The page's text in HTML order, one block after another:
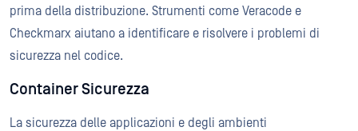
prima della distribuzione. Strumenti come Veracode e
Checkmarx aiutano a identificare e risolvere i problemi di
sicurezza nel codice.
Container Sicurezza
La sicurezza delle applicazioni e degli ambienti